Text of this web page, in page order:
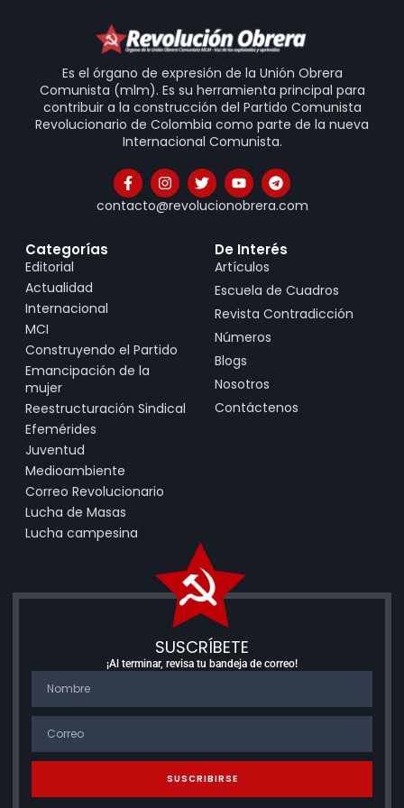
Es el órgano de expresión de la Unión Obrera
Comunista (mlm). Es su herramienta principal para
contribuir a la construcción del Partido Comunista
Revolucionario de Colombia como parte de la nueva
Internacional Comunista.
contacto@revolucionobrera.com
Categorías
Editorial
Actualidad
Internacional
MCI
Construyendo el Partido
Emancipación de la
mujer
Reestructuración Sindical
Efemérides
Juventud
Medioambiente
Correo Revolucionario
Lucha de Masas
Lucha campesina
De Interés
Artículos
Escuela de Cuadros
Revista Contradicción
Números
Blogs
Nosotros
Contáctenos
SUSCRÍBETE
¡Al terminar, revisa tu bandeja de correo!
SUSCRIBIRSE